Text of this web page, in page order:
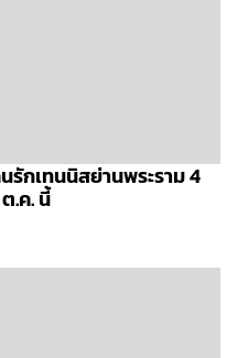
กเทนนิสย่านพระราม 4
.ค. นี้